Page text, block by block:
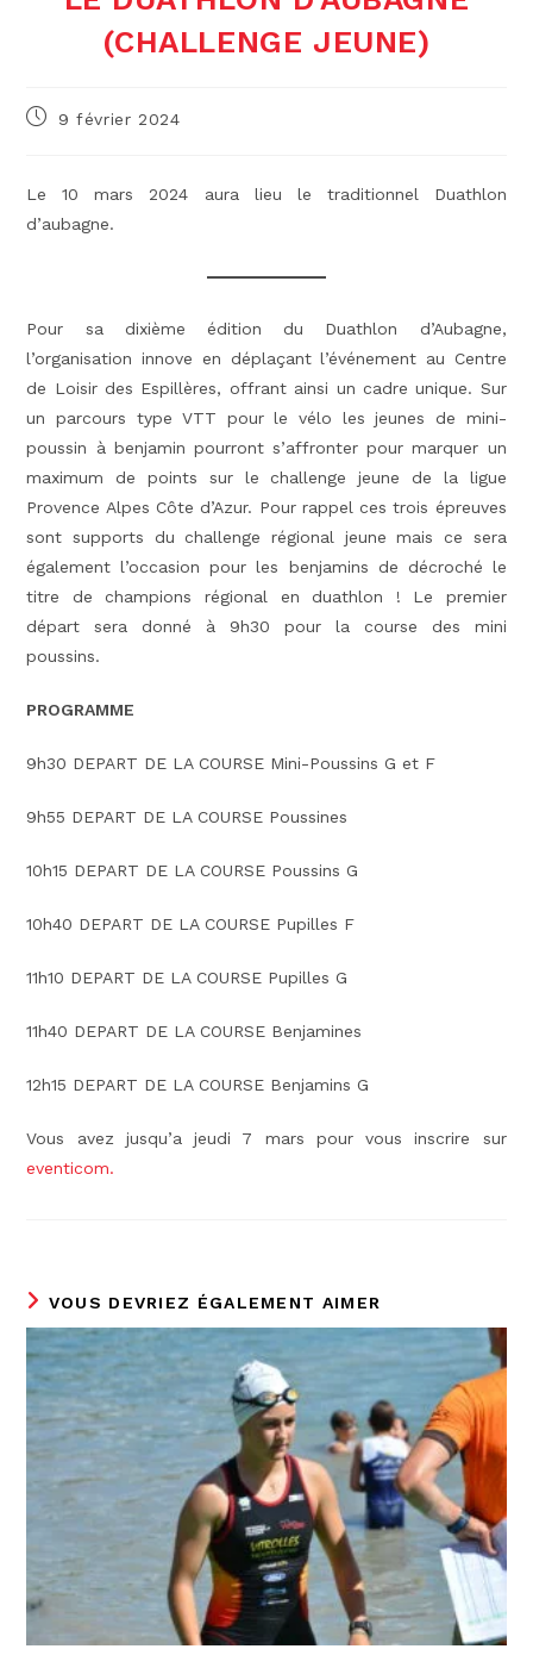
(CHALLENGE JEUNE)
Publication
9 février 2024
Le 10 mars 2024 aura lieu le traditionnel Duathlon
d’aubagne.
Pour sa dixième édition du Duathlon d’Aubagne,
l’organisation innove en déplaçant l’événement au Centre
de Loisir des Espillères, offrant ainsi un cadre unique. Sur
un parcours type VTT pour le vélo les jeunes de mini-
poussin à benjamin pourront s’affronter pour marquer un
maximum de points sur le challenge jeune de la ligue
Provence Alpes Côte d’Azur. Pour rappel ces trois épreuves
sont supports du challenge régional jeune mais ce sera
également l’occasion pour les benjamins de décroché le
titre de champions régional en duathlon ! Le premier
départ sera donné à 9h30 pour la course des mini
poussins.
PROGRAMME
9h30 DEPART DE LA COURSE Mini-Poussins G et F
9h55 DEPART DE LA COURSE Poussines
10h15 DEPART DE LA COURSE Poussins G
10h40 DEPART DE LA COURSE Pupilles F
11h10 DEPART DE LA COURSE Pupilles G
11h40 DEPART DE LA COURSE Benjamines
12h15 DEPART DE LA COURSE Benjamins G
Vous avez jusqu’a jeudi 7 mars pour vous inscrire sur
eventicom.
VOUS DEVRIEZ ÉGALEMENT AIMER